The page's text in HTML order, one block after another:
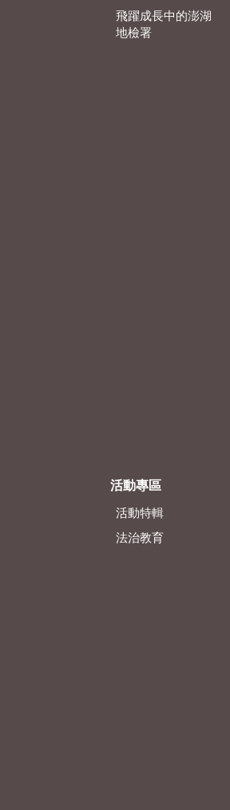
飛躍成長中的澎湖
地檢署
活動專區
活動特輯
法治教育